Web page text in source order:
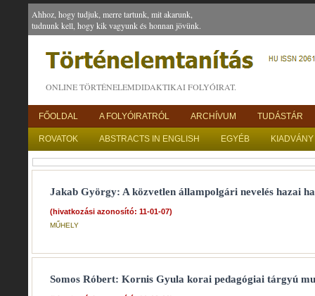
Ahhoz, hogy tudjuk, merre tartunk, mit akarunk,
tudnunk kell, hogy kik vagyunk és honnan jövünk.
ONLINE TÖRTÉNELEMDIDAKTIKAI FOLYÓIRAT.
FŐOLDAL A FOLYÓIRATRÓL ARCHÍVUM TUDÁSTÁR
ROVATOK ABSTRACTS IN ENGLISH EGYÉB
Jakab György: A közvetlen állampolgári nevelés hazai
(hivatkozási azonosító: 11-01-07)
MŰHELY
Somos Róbert: Kornis Gyula korai pedagógiai tárgyú